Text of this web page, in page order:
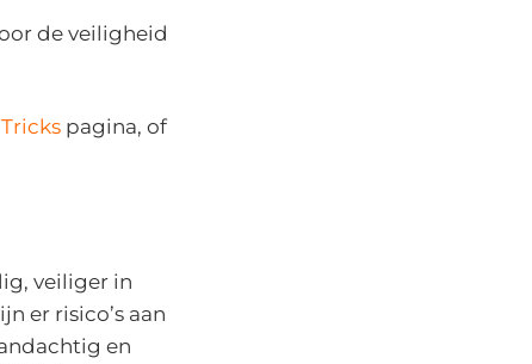
de veiligheid
pagina, of
veiliger in
er risico’s aan
en